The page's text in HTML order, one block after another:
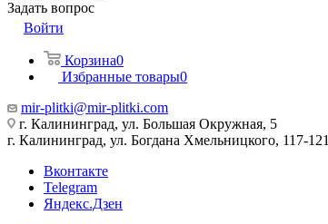
Задать вопрос
Войти
Корзина0
Избранные товары0
mir-plitki@mir-plitki.com
г. Калининград, ул. Большая Окружная, 5
г. Калининград, ул. Богдана Хмельницкого, 117-121
Вконтакте
Telegram
Яндекс.Дзен